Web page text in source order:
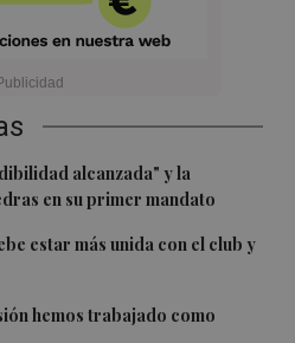
alcanzada" y la
en su primer mandato
estar más unida con el club y
hemos trabajado como